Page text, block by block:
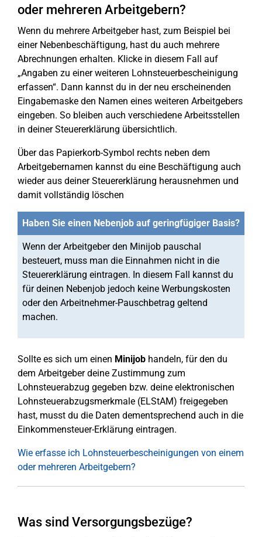
oder mehreren Arbeitgebern?
Wenn du mehrere Arbeitgeber hast, zum Beispiel bei
einer Nebenbeschäftigung, hast du auch mehrere
Abrechnungen erhalten. Klicke in diesem Fall auf
„Angaben zu einer weiteren Lohnsteuerbescheinigung
erfassen“. Dann kannst du in der neu erscheinenden
Eingabemaske den Namen eines weiteren Arbeitgebers
eingeben. So bleiben auch verschiedene Arbeitsstellen
in deiner Steuererklärung übersichtlich.
Über das Papierkorb-Symbol rechts neben dem
Arbeitgebernamen kannst du eine Beschäftigung auch
wieder aus deiner Steuererklärung herausnehmen und
damit vollständig löschen
Haben Sie einen Nebenjob auf geringfügiger Basis?
Wenn der Arbeitgeber den Minijob pauschal
besteuert, muss man die Einnahmen nicht in die
Steuererklärung eintragen. In diesem Fall kannst du
für deinen Nebenjob jedoch keine Werbungskosten
oder den Arbeitnehmer-Pauschbetrag geltend
machen.
Sollte es sich um einen Minijob handeln, für den du
dem Arbeitgeber deine Zustimmung zum
Lohnsteuerabzug gegeben bzw. deine elektronischen
Lohnsteuerabzugsmerkmale (ELStAM) freigegeben
hast, musst du die Daten dementsprechend auch in die
Einkommensteuer-Erklärung eintragen.
Wie erfasse ich Lohnsteuerbescheinigungen von einem
oder mehreren Arbeitgebern?
Was sind Versorgungsbezüge?